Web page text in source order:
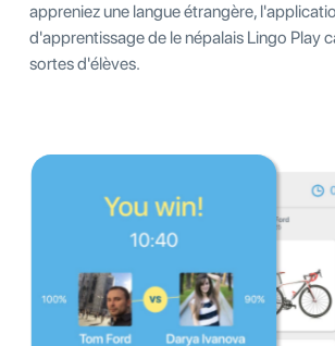
appreniez une langue étrangère,
d'apprentissage de le népalais Lingo Play
sortes d'élèves.